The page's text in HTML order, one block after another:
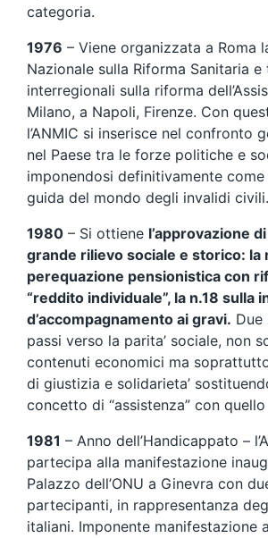
categoria.
1976 – Viene organizzata a Roma
Nazionale sulla Riforma Sanitaria
interregionali sulla riforma
Milano, a Napoli, Firenze. Con
l’ANMIC si inserisce nel confronto
nel Paese tra le forze politiche e
imponendosi definitivamente
guida del mondo degli invalidi civili.
1980 – Si ottiene l’approvazione
grande rilievo sociale e storico: la
perequazione pensionistica con
“reddito individuale”, la n.18 sulla
d’accompagnamento ai gravi.
passi verso la parita’ sociale, non
contenuti economici ma
di giustizia e solidarieta’
concetto di “assistenza” con quello
1981 – Anno dell’Handicappato –
partecipa alla manifestazione
Palazzo dell’ONU a Ginevra con
partecipanti, in rappresentanza
italiani. Imponente manifestazione